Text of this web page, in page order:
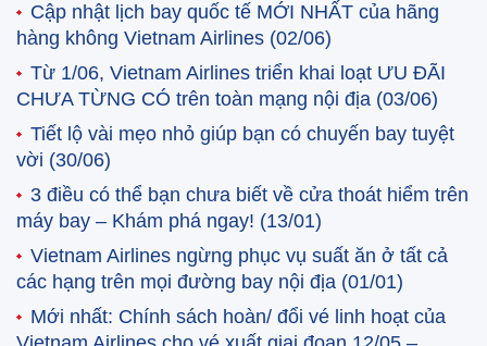
Cập nhật lịch bay quốc tế MỚI NHẤT của hãng
hàng không Vietnam Airlines (02/06)
Từ 1/06, Vietnam Airlines triển khai loạt ƯU ĐÃI
CHƯA TỪNG CÓ trên toàn mạng nội địa (03/06)
Tiết lộ vài mẹo nhỏ giúp bạn có chuyến bay tuyệt
vời (30/06)
3 điều có thể bạn chưa biết về cửa thoát hiểm trên
máy bay – Khám phá ngay! (13/01)
Vietnam Airlines ngừng phục vụ suất ăn ở tất cả
các hạng trên mọi đường bay nội địa (01/01)
Mới nhất: Chính sách hoàn/ đổi vé linh hoạt của